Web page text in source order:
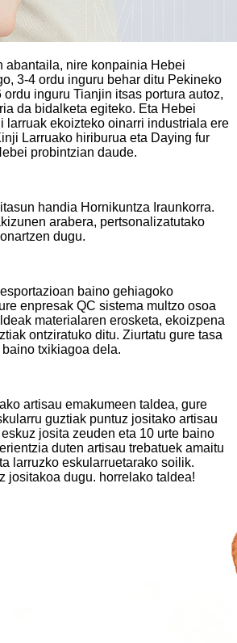
abantaila, nire konpainia Hebei
3-4 ordu inguru behar ditu Pekineko
ordu inguru Tianjin itsas portura autoz,
da bidalketa egiteko. Eta Hebei
larruak ekoizteko oinarri industriala ere
Larruako hiriburua eta Daying fur
probintzian daude.
handia Hornikuntza Iraunkorra.
arabera, pertsonalizatutako
dugu.
baino gehiagoko
enpresak QC sistema multzo osoa
materialaren erosketa, ekoizpena
ontziratuko ditu. Ziurtatu gure tasa
txikiagoa dela.
artisau emakumeen taldea, gure
guztiak puntuz jositako artisau
josita zeuden eta 10 urte baino
duten artisau trebatuek amaitu
larruzko eskularruetarako soilik.
jositakoa dugu. horrelako taldea!